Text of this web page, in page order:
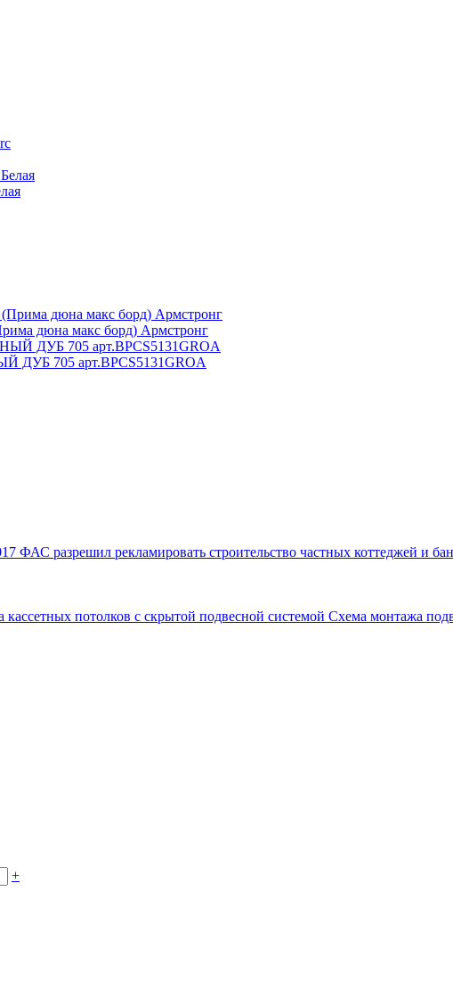
дюна макс борд) Армстронг
ДУБ 705 арт.BPCS5131GROA
ФАС разрешил рекламировать строительство частных коттеджей и
потолков с скрытой подвесной системой Схема монтажа
+